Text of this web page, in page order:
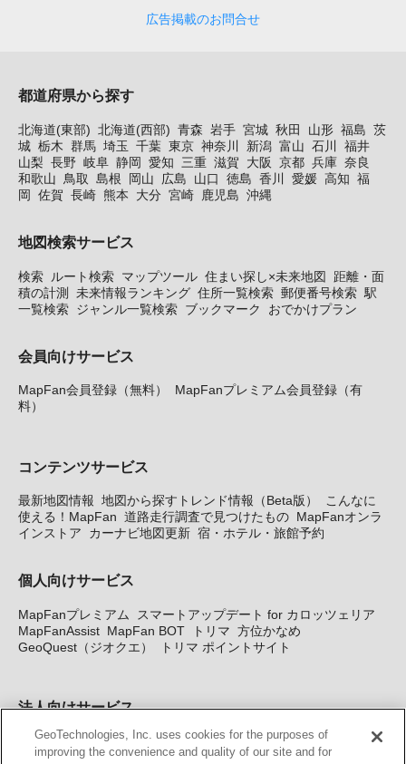
広告掲載のお問合せ
都道府県から探す
北海道(東部) 北海道(西部) 青森 岩手 宮城 秋田 山形 福島 茨
城 栃木 群馬 埼玉 千葉 東京 神奈川 新潟 富山 石川
福井
山梨 長野 岐阜 静岡 愛知 三重 滋賀 大阪 京都 兵庫 奈良
和歌山
鳥取 島根 岡山 広島 山口 徳島 香川 愛媛 高知 福
岡
佐賀 長崎 熊本 大分 宮崎 鹿児島 沖縄
地図検索サービス
検索 ルート検索 マップツール 住まい探し×未来地図
距離・面
積の計測
未来情報ランキング 住所一覧検索 郵便番号検索 駅
一覧検索 ジャンル一覧検索 ブックマーク おでかけプラン
会員向けサービス
MapFan会員登録（無料）
MapFanプレミアム会員登録（有
料）
コンテンツサービス
最新地図情報 地図から探すトレンド情報（Beta版）
こんなに
使える！MapFan 道路走行調査で見つけたもの MapFanオンラ
インストア
カーナビ地図更新 宿・ホテル・旅館予約
個人向けサービス
MapFanプレミアム
スマートアップデート for カロッツェリア
MapFanAssist MapFan BOT トリマ 方位かなめ
GeoQuest（ジオクエ）
トリマ ポイントサイト
法人向けサービス
法人向け地図・位置情報サービス WEBサイト・システム向け地
図API Windows PC向け地図開発キット MapFan DB 住所確認
GeoTechnologies, Inc. uses cookies for the purposes of
improving the convenience and quality of our site and for